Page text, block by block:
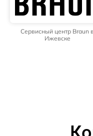
Сервисный центр Braun в
Ижевске